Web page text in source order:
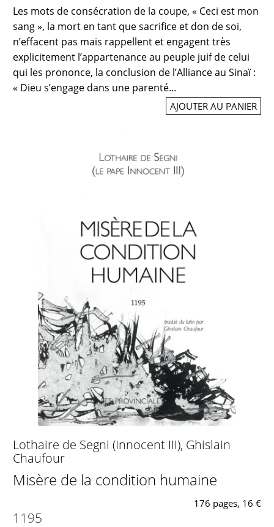
Les mots de consécration de la coupe, « Ceci est mon
sang », la mort en tant que sacrifice et don de soi,
n’effacent pas mais rappellent et engagent très
explicitement l’appartenance au peuple juif de celui
qui les prononce, la conclusion de l’Alliance au Sinaï :
« Dieu s’engage dans une parenté...
AJOUTER AU PANIER
Lothaire de Segni (Innocent III), Ghislain
Chaufour
Misère de la condition humaine
176 pages, 16 €
1195